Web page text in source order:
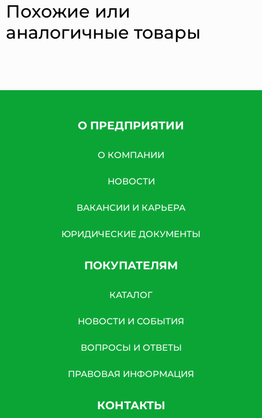
Похожие или
аналогичные товары
О ПРЕДПРИЯТИИ
О КОМПАНИИ
НОВОСТИ
ВАКАНСИИ И КАРЬЕРА
ЮРИДИЧЕСКИЕ ДОКУМЕНТЫ
ПОКУПАТЕЛЯМ
КАТАЛОГ
НОВОСТИ И СОБЫТИЯ
ВОПРОСЫ И ОТВЕТЫ
ПРАВОВАЯ ИНФОРМАЦИЯ
КОНТАКТЫ